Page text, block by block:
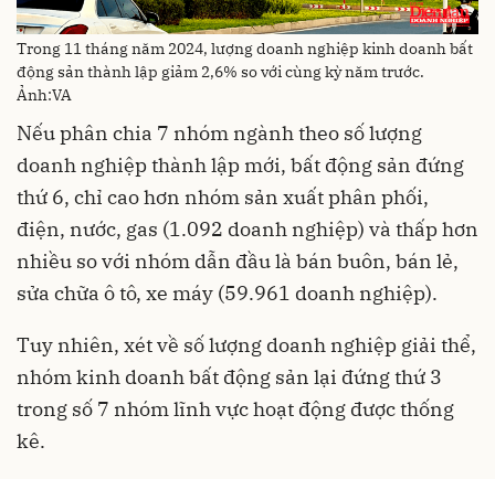
Trong 11 tháng năm 2024, lượng doanh nghiệp kinh doanh bất
động sản thành lập giảm 2,6% so với cùng kỳ năm trước.
Ảnh:VA
Nếu phân chia 7 nhóm ngành theo số lượng
doanh nghiệp thành lập mới, bất động sản đứng
thứ 6, chỉ cao hơn nhóm sản xuất phân phối,
điện, nước, gas (1.092 doanh nghiệp) và thấp hơn
nhiều so với nhóm dẫn đầu là bán buôn, bán lẻ,
sửa chữa ô tô, xe máy (59.961 doanh nghiệp).
Tuy nhiên, xét về số lượng doanh nghiệp giải thể,
nhóm kinh doanh bất động sản lại đứng thứ 3
trong số 7 nhóm lĩnh vực hoạt động được thống
kê.